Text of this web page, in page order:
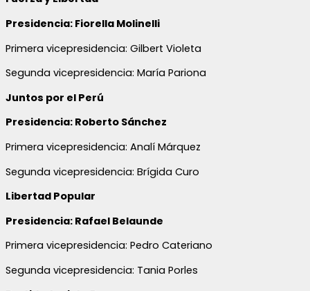
Presidencia: Fiorella Molinelli
Primera vicepresidencia: Gilbert Violeta
Segunda vicepresidencia: María Pariona
Juntos por el Perú
Presidencia: Roberto Sánchez
Primera vicepresidencia: Analí Márquez
Segunda vicepresidencia: Brígida Curo
Libertad Popular
Presidencia: Rafael Belaunde
Primera vicepresidencia: Pedro Cateriano
Segunda vicepresidencia: Tania Porles